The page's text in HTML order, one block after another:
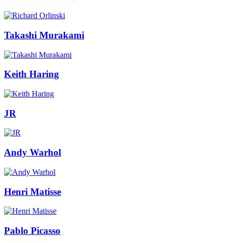
Takashi Murakami
Keith Haring
JR
Andy Warhol
Henri Matisse
Pablo Picasso